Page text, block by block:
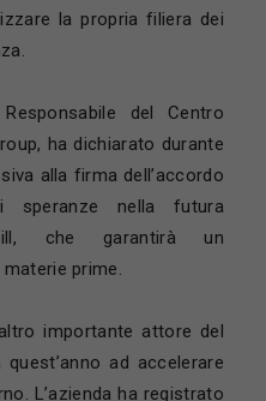
la propria filiera dei
del Centro
ha dichiarato durante
alla firma dell’accordo
speranze nella futura
che garantirà un
prime.
importante attore del
ad accelerare
L’azienda ha registrato